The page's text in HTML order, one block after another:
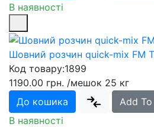
В наявності
Шовний розчин quick-mix FM T
Код товару:1899
1190.00 грн. /мешок 25 кг
До кошика
Add
В наявності